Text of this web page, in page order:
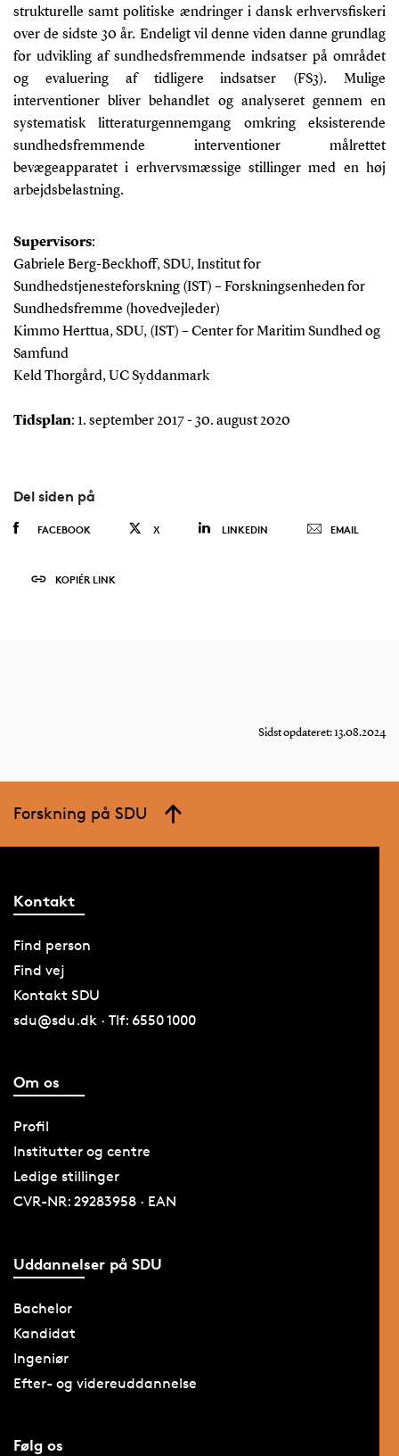
strukturelle samt politiske ændringer i dansk erhvervsfiskeri
over de sidste 30 år. Endeligt vil denne viden danne grundlag
for udvikling af sundhedsfremmende indsatser på området
og evaluering af tidligere indsatser (FS3). Mulige
interventioner bliver behandlet og analyseret gennem en
systematisk litteraturgennemgang omkring eksisterende
sundhedsfremmende interventioner målrettet
bevægeapparatet i erhvervsmæssige stillinger med en høj
arbejdsbelastning.
Supervisors:
Gabriele Berg-Beckhoff, SDU, Institut for
Sundhedstjenesteforskning (IST) – Forskningsenheden for
Sundhedsfremme (hovedvejleder)
Kimmo Herttua, SDU, (IST) – Center for Maritim Sundhed og
Samfund
Keld Thorgård, UC Syddanmark
Tidsplan: 1. september 2017 - 30. august 2020
Del siden på
FACEBOOK X LINKEDIN EMAIL
KOPIÉR LINK
Sidst opdateret: 13.08.2024
Forskning på SDU
Kontakt
Find person
Find vej
Kontakt SDU
sdu@sdu.dk · Tlf: 6550 1000
Om os
Profil
Institutter og centre
Ledige stillinger
CVR-NR: 29283958 · EAN
Uddannelser på SDU
Bachelor
Kandidat
Ingeniør
Efter- og videreuddannelse
Følg os